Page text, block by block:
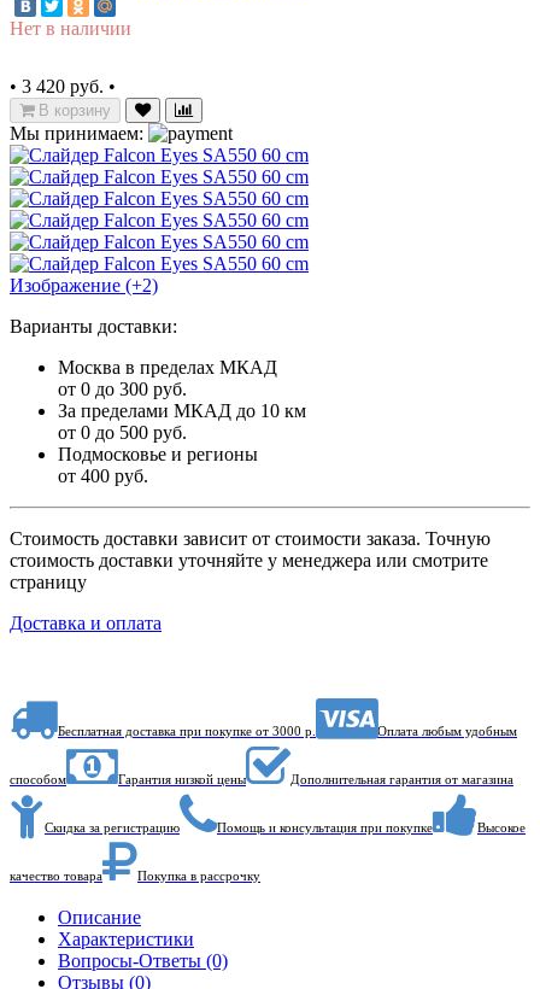
Нет в наличии
• 3 420 руб. •
В корзину
Мы принимаем:
Изображение (+2)
Варианты доставки:
Москва в пределах МКАД
от 0 до 300 руб.
За пределами МКАД до 10 км
от 0 до 500 руб.
Подмосковье и регионы
от 400 руб.
Стоимость доставки зависит от стоимости заказа. Точную
стоимость доставки уточняйте у менеджера или смотрите
страницу
Доставка и оплата
Бесплатная доставка при покупке от 3000 р. Оплата любым удобным
способом Гарантия низкой цены Дополнительная гарантия от магазина
Скидка за регистрацию Помощь и консультация при покупке Высокое
качество товара Покупка в рассрочку
Описание
Характеристики
Вопросы-Ответы (0)
Отзывы (0)